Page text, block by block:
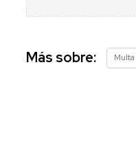
Más sobre: Multa